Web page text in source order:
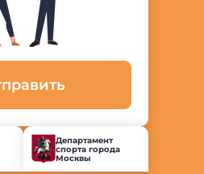
Департамент
спорта города
Москвы